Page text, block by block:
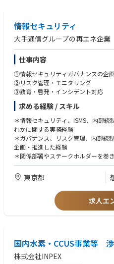
分析だけ、企画だけを切り出して
プロセスを一人が持ち、数字が動くま
【ポジションの魅力】
・裁量が大きいポジションです。
ひとつのテーマを、構想からデータ
果測定まで丸ごとお任せします。や
ていただき、立てた仮説をその週か
・AI活用が前提の環境です。
分析も仕組みづくりも、生成AIを
います。何にどう使うかの設計から
業務をこなすのではなく、使い方そ
・手触り感があります。
何のデータを集め、どう蓄積する
自身が整えたデータをもとに出した
や解約率となって返ってきます。
データを読む力、仕組みを作る力
持つ人材は多くありません。分析だ
く時代に、業界を問わず通用する力
・任せて育てる文化があります。
---------------
・まだ小規模のスタートアップです
商談が多いため、市場のダイナミズ
【当社の強み】
・Non-FIT再エネ発電所とお客様を
実行、効果検証まで一気通貫でサー
に向けて結果にコミットできる
・発電所を小規模・分散型で開発す
ディーなスケールが可能に（現在
・自社内における過去の電力販売の
情報セキュリティ
大手通信グループの再エネ企業
仕事内容
①情報セキュリティガバナンスの企
②リスク管理・モニタリング
③教育・啓発・インシデント対応
求める経験 / スキル
＊情報セキュリティ、ISMS、内部
れかに関する実務経験
＊ガバナンス、リスク管理、内部統
企画・推進した経験
＊関係部署やステークホルダーを巻
った経験
＊社内外の関係者との調整・合意形
東京都
求人エ
国内水素・CCUS事業等
株式会社INPEX